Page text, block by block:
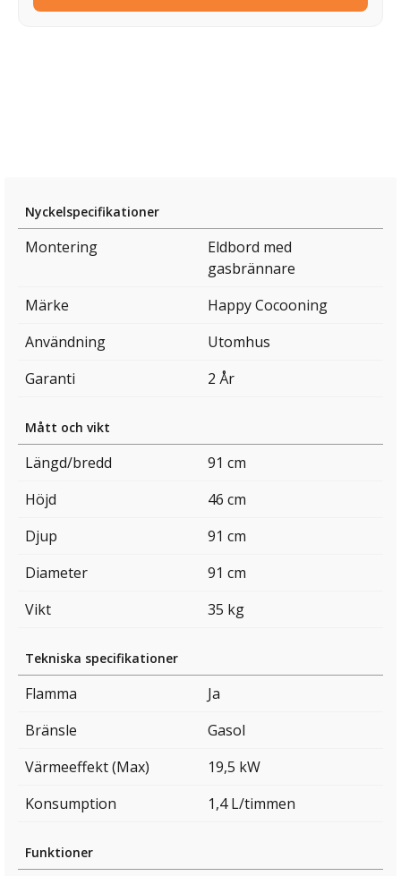
Nyckelspecifikationer
Montering
Eldbord med
gasbrännare
Märke
Happy Cocooning
Användning
Utomhus
Garanti
2 År
Mått och vikt
Längd/bredd
91 cm
Höjd
46 cm
Djup
91 cm
Diameter
91 cm
Vikt
35 kg
Tekniska specifikationer
Flamma
Ja
Bränsle
Gasol
Värmeeffekt (Max)
19,5 kW
Konsumption
1,4 L/timmen
Funktioner